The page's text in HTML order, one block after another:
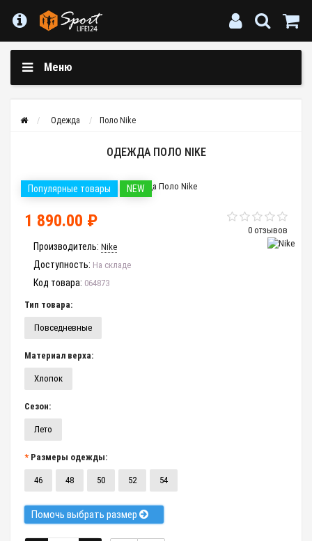
Меню
Одежда Поло Nike
ОДЕЖДА ПОЛО NIKE
Популярные товары NEW
0 отзывов
1 890.00 ₽
Производитель: Nike
Доступность: На складе
Код товара: 064873
Тип товара:
Повседневные
Материал верха:
Хлопок
Сезон:
Лето
Размеры одежды:
46 48 50 52 54
Помочь выбрать размер